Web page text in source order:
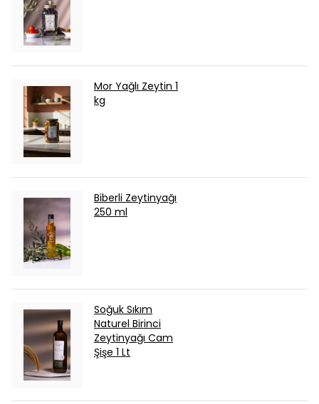
Mor Yağlı Zeytin 1
kg
Biberli Zeytinyağı
250 ml
Soğuk Sıkım
Naturel Birinci
Zeytinyağı Cam
Şişe 1 Lt